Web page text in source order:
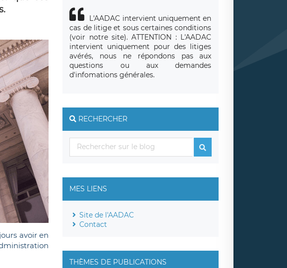
avoir en
L'AADAC intervient uniquement en
cas de litige et sous certaines conditions
(voir notre site).ATTENTION : L'AADAC
intervient uniquement pour des litiges
avérés, nous ne répondons pas aux
questions ou aux demandes
d'infomations générales.
RECHERCHER
MES LIENS
Site de l'AADAC
Contact
THÈMES DE PUBLICATIONS